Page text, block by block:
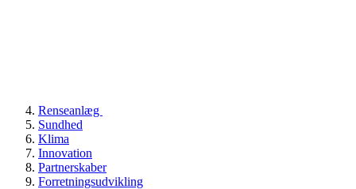
Renseanlæg
Sundhed
Klima
Innovation
Partnerskaber
Forretningsudvikling